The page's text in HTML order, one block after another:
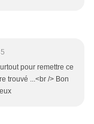
pour remettre ce
trouvé ...<br /> Bon